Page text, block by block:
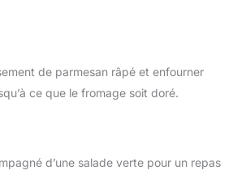
de parmesan râpé et enfourner
ce que le fromage soit doré.
d’une salade verte pour un repas